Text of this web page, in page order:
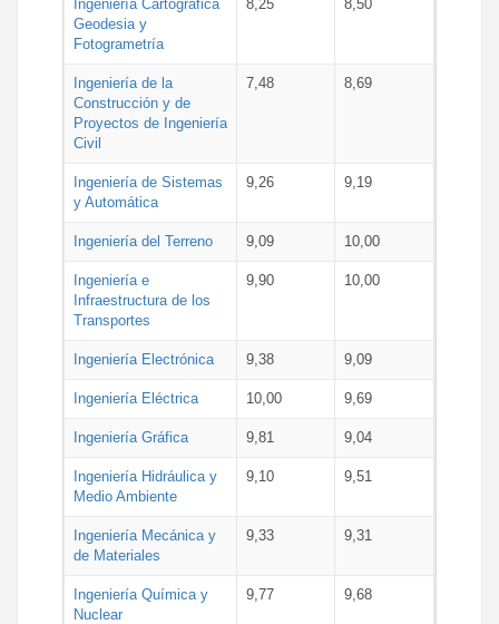
Ingeniería Cartográfica
Geodesia y
Fotogrametría
8,25 8,50
Ingeniería de la
Construcción y de
Proyectos de Ingeniería
Civil
7,48 8,69
Ingeniería de Sistemas
y Automática
9,26 9,19
Ingeniería del Terreno 9,09 10,00
Ingeniería e
Infraestructura de los
Transportes
9,90 10,00
Ingeniería Electrónica 9,38 9,09
Ingeniería Eléctrica 10,00 9,69
Ingeniería Gráfica 9,81 9,04
Ingeniería Hidráulica y
Medio Ambiente
9,10 9,51
Ingeniería Mecánica y
de Materiales
9,33 9,31
Ingeniería Química y
Nuclear
9,77 9,68